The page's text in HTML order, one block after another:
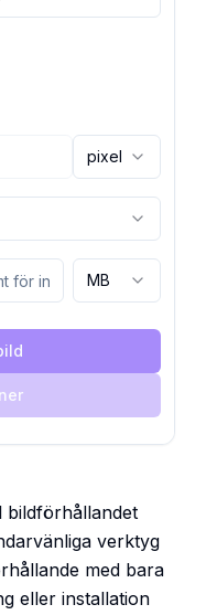
pixel
MB
bildförhållandet
verktyg
med bara
eller installation